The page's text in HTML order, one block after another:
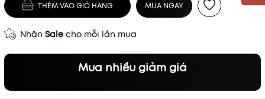
THÊM VÀO GIỎ HÀNG MUA NGAY
Nhận Sale cho mỗi lần mua
Mua nhiều giảm giá
Mã khuyến mãi: